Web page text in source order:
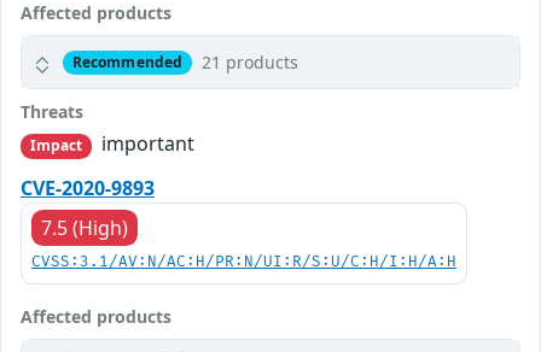
Affected products
Recommended 21 products
Threats
Impact
important
CVE-2020-9893
7.5 (High)
CVSS:3.1/AV:N/AC:H/PR:N/UI:R/S:U/C:H/I:H/A:H
Affected products